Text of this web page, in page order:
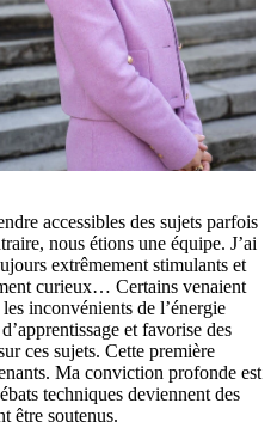
accessibles des sujets parfois
nous étions une équipe. J’ai
extrêmement stimulants et
curieux… Certains venaient
inconvénients de l’énergie
et favorise des
ces sujets. Cette première
Ma conviction profonde est
techniques deviennent des
être soutenus.